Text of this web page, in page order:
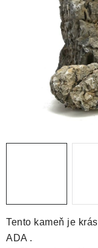
SUBSTRÁTY
KRMIVÁ A VITAMÍNY
DEKORÁCIE
KREVETKY
ŽIVOČÍCHY
Moja objednávka
Tento kameň je
ADA .